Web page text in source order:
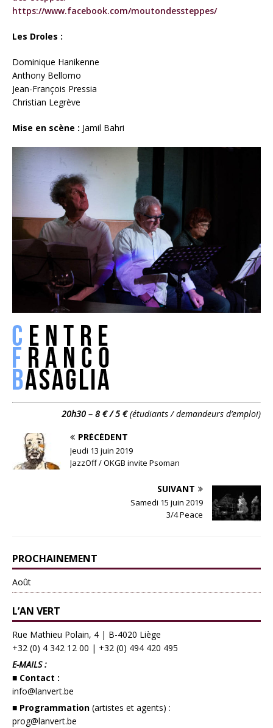
https://www.facebook.com/moutondessteppes/
Les Droles :
Dominique Hanikenne
Anthony Bellomo
Jean-François Pressia
Christian Legrève
Mise en scène : Jamil Bahri
20h30 – 8 € / 5 €(étudiants / demandeurs d’emploi)
PRÉCÉDENT
Jeudi 13 juin 2019
JazzOff / OKGB invite Psoman
SUIVANT
Samedi 15 juin 2019
3/4 Peace
PROCHAINEMENT
Août
L’AN VERT
Rue Mathieu Polain, 4 | B-4020 Liège
+32 (0) 4 342 12 00 | +32 (0) 494 420 495
E-MAILS :
■ Contact :
info@lanvert.be
■ Programmation (artistes et agents) :
prog@lanvert.be